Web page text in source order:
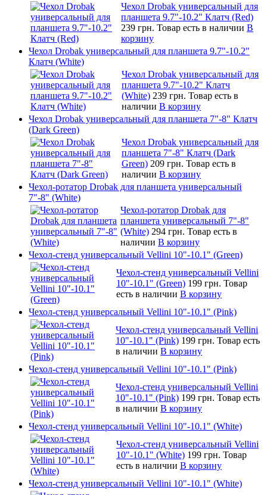
Чехол Drobak универсальный для
планшета 9.7"-10.2" Клатч (Red)
239 грн. Товар есть в наличии В
корзину
Чехол Drobak универсальный для планшета 9.7"-10.2"
Клатч (White)
Чехол Drobak универсальный для
планшета 9.7"-10.2" Клатч
(White) 239 грн. Товар есть в
наличии В корзину
Чехол Drobak универсальный для планшета 7"-8" Клатч
(Dark Green)
Чехол Drobak универсальный для
планшета 7"-8" Клатч (Dark
Green) 209 грн. Товар есть в
наличии В корзину
Чехол-ротатор Drobak для планшета универсальный
7"-8" (White)
Чехол-ротатор Drobak для
планшета универсальный 7"-8"
(White) 294 грн. Товар есть в
наличии В корзину
Чехол-стенд универсальный Vellini 10"-10.1" (Green)
Чехол-стенд универсальный Vellini
10"-10.1" (Green) 199 грн. Товар
есть в наличии В корзину
Чехол-стенд универсальный Vellini 10"-10.1" (Pink)
Чехол-стенд универсальный Vellini
10"-10.1" (Pink) 199 грн. Товар есть
в наличии В корзину
Чехол-стенд универсальный Vellini 10"-10.1" (Pink)
Чехол-стенд универсальный Vellini
10"-10.1" (Pink) 199 грн. Товар есть
в наличии В корзину
Чехол-стенд универсальный Vellini 10"-10.1" (White)
Чехол-стенд универсальный Vellini
10"-10.1" (White) 199 грн. Товар
есть в наличии В корзину
Чехол-стенд универсальный Vellini 10"-10.1" (White)